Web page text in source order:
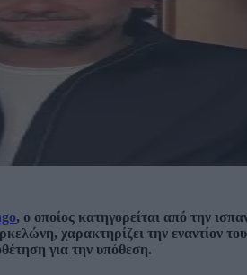
, ο οποίος κατηγορείται από την
χαρακτηρίζει την εναντίον
για την υπόθεση.